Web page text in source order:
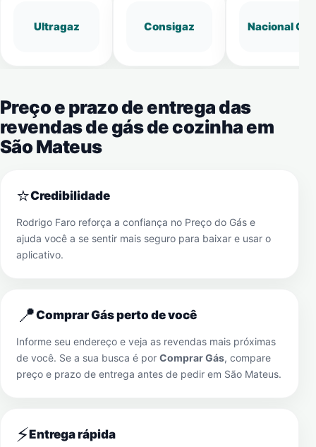
Ultragaz Consigaz Nacional Gás
Preço e prazo de entrega das
revendas de gás de cozinha em
São Mateus
⭐Credibilidade
Rodrigo Faro reforça a confiança no Preço do Gás e
ajuda você a se sentir mais seguro para baixar e usar o
aplicativo.
📍Comprar Gás perto de você
Informe seu endereço e veja as revendas mais próximas
de você. Se a sua busca é por Comprar Gás, compare
preço e prazo de entrega antes de pedir em São Mateus.
⚡Entrega rápida